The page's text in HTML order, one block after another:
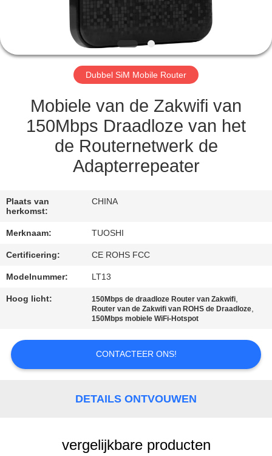
NIEUWS
GEVALLEN
VERZOEK
OM EEN
VR
SITEMAP
PRIVACY
Dubbel SiM Mobile Router
Mobiele van de Zakwifi van
150Mbps Draadloze van het
de Routernetwerk de
Adapterrepeater
Plaats van
herkomst:
CHINA
Merknaam: TUOSHI
Certificering: CE ROHS FCC
Modelnummer: LT13
Hoog licht: 150Mbps de draadloze Router van Zakwifi,
Router van de Zakwifi van ROHS de Draadloze,
150Mbps mobiele WiFi-Hotspot
CONTACTEER ONS!
DETAILS ONTVOUWEN
vergelijkbare producten